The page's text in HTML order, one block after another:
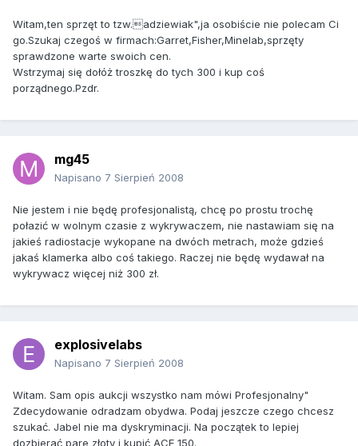
Witam,ten sprzęt to tzw.adziewiak",ja osobiście nie polecam Ci
go.Szukaj czegoś w firmach:Garret,Fisher,Minelab,sprzęty
sprawdzone warte swoich cen.
Wstrzymaj się dołóż troszkę do tych 300 i kup coś
porządnego.Pzdr.
mg45
Napisano 7 Sierpień 2008
Nie jestem i nie będę profesjonalistą, chcę po prostu trochę
połazić w wolnym czasie z wykrywaczem, nie nastawiam się na
jakieś radiostacje wykopane na dwóch metrach, może gdzieś
jakaś klamerka albo coś takiego. Raczej nie będę wydawał na
wykrywacz więcej niż 300 zł.
explosivelabs
Napisano 7 Sierpień 2008
Witam. Sam opis aukcji wszystko nam mówi Profesjonalny"
Zdecydowanie odradzam obydwa. Podaj jeszcze czego chcesz
szukać. Jabel nie ma dyskryminacji. Na początek to lepiej
dozbierać pare złoty i kupić ACE 150.